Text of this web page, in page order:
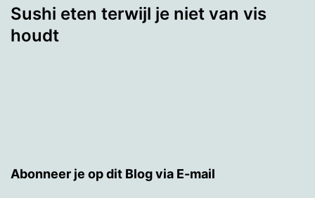
Sushi eten terwijl je niet van vis
houdt
Abonneer je op dit Blog via E-mail